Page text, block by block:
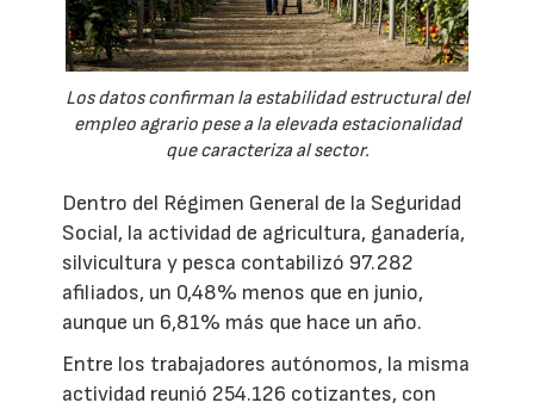
Los datos confirman la estabilidad estructural del
empleo agrario pese a la elevada estacionalidad
que caracteriza al sector.
Dentro del Régimen General de la Seguridad
Social, la actividad de agricultura, ganadería,
silvicultura y pesca contabilizó 97.282
afiliados, un 0,48% menos que en junio,
aunque un 6,81% más que hace un año.
Entre los trabajadores autónomos, la misma
actividad reunió 254.126 cotizantes, con